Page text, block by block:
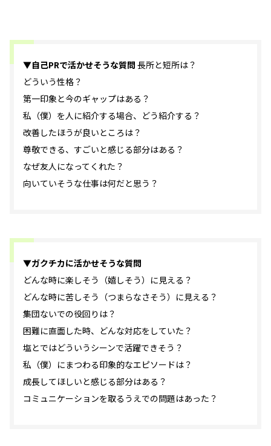
▼自己PRで活かせそうな質問 長所と短所は？
どういう性格？
第一印象と今のギャップはある？
私（僕）を人に紹介する場合、どう紹介する？
改善したほうが良いところは？
尊敬できる、すごいと感じる部分はある？
なぜ友人になってくれた？
向いていそうな仕事は何だと思う？
▼ガクチカに活かせそうな質問
どんな時に楽しそう（嬉しそう）に見える？
どんな時に苦しそう（つまらなさそう）に見える？
集団ないでの役回りは？
困難に直面した時、どんな対応をしていた？
塩とではどういうシーンで活躍できそう？
私（僕）にまつわる印象的なエピソードは？
成長してほしいと感じる部分はある？
コミュニケーションを取るうえでの問題はあった？